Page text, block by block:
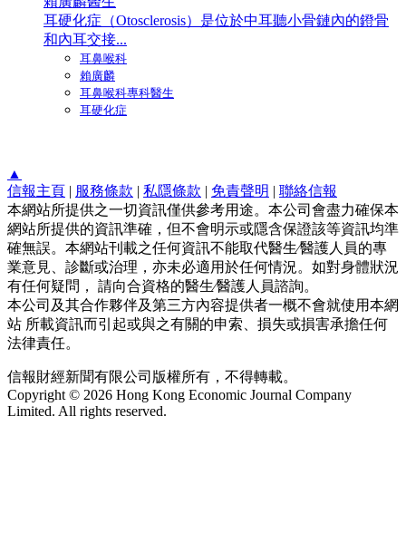
耳硬化症（Otosclerosis）是位於中耳聽小骨鏈內的鐙骨
和內耳交接...
耳鼻喉科
賴廣麟
耳鼻喉科專科醫生
耳硬化症
▲
信報主頁 | 服務條款 | 私隱條款 | 免責聲明 | 聯絡信報
本網站所提供之一切資訊僅供參考用途。本公司會盡力確保本
網站所提供的資訊準確，但不會明示或隱含保證該等資訊均準
確無誤。本網站刊載之任何資訊不能取代醫生∕醫護人員的專
業意見、診斷或治理，亦未必適用於任何情況。如對身體狀況
有任何疑問， 請向合資格的醫生∕醫護人員諮詢。
本公司及其合作夥伴及第三方內容提供者一概不會就使用本網
站 所載資訊而引起或與之有關的申索、損失或損害承擔任何
法律責任。
信報財經新聞有限公司版權所有，不得轉載。
Copyright © 2026 Hong Kong Economic Journal Company
Limited. All rights reserved.